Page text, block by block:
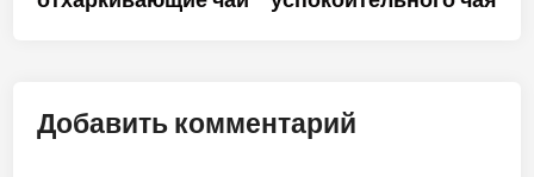
записям
Добавить комментарий